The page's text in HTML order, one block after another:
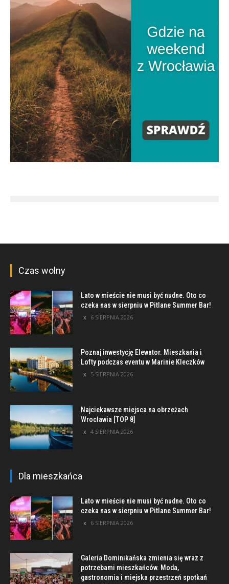
Czas wolny
Lato w mieście nie musi być nudne. Oto co
czeka nas w sierpniu w Pitlane Summer Bar!
6 SIERPNIA 2026
Poznaj inwestycję Elewator. Mieszkania i
Lofty podczas eventu w Marinie Kleczków
5 SIERPNIA 2026
Najciekawsze miejsca na obrzeżach
Wrocławia [TOP 8]
4 SIERPNIA 2026
Dla mieszkańca
Lato w mieście nie musi być nudne. Oto co
czeka nas w sierpniu w Pitlane Summer Bar!
6 SIERPNIA 2026
Galeria Dominikańska zmienia się wraz z
potrzebami mieszkańców. Moda,
gastronomia i miejska przestrzeń spotkań